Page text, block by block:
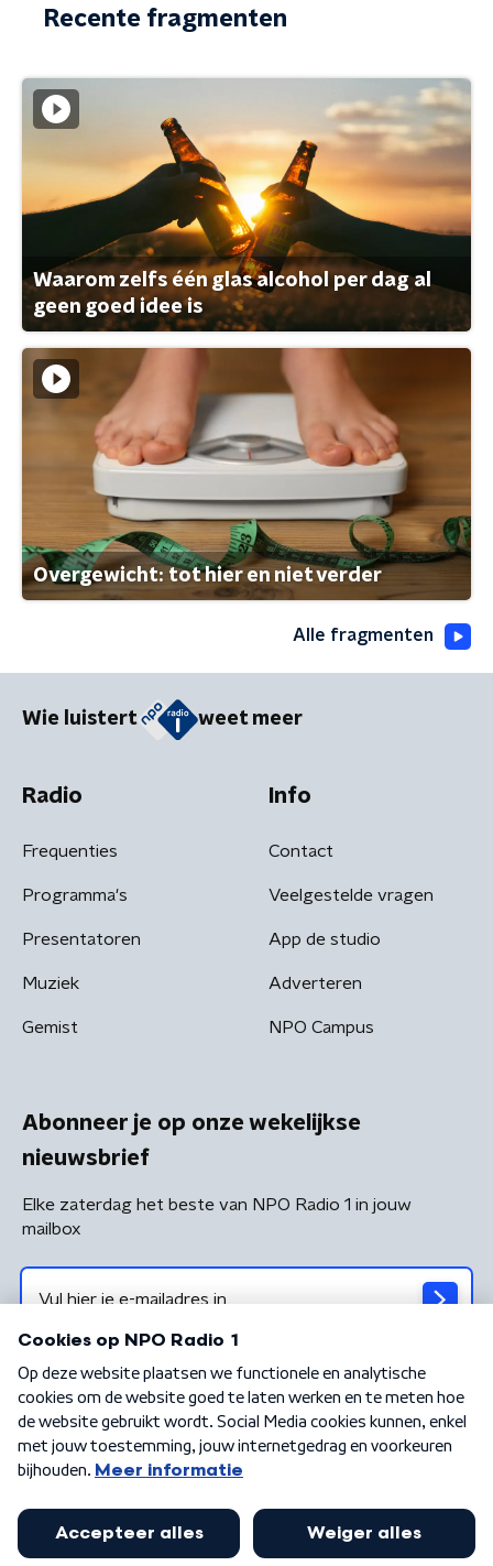
Recente fragmenten
Waarom zelfs één glas alcohol per dag al
geen goed idee is
Overgewicht: tot hier en niet verder
Alle fragmenten
Wie luistert weet meer
Radio
Frequenties
Programma's
Presentatoren
Muziek
Gemist
Info
Contact
Veelgestelde vragen
App de studio
Adverteren
NPO Campus
Abonneer je op onze wekelijkse
nieuwsbrief
Elke zaterdag het beste van NPO Radio 1 in jouw
mailbox
Algemene voorwaarden